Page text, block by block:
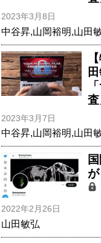
2023年3月8日
中谷昇,山岡裕明,山田
2023年3月7日
中谷昇,山岡裕明,山田
2022年2月26日
山田敏弘